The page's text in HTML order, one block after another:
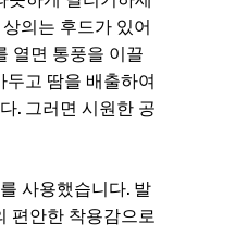
의는 후드가 있어
열면 통풍을 이끌
고 땀을 배출하여
. 그러면 시원한 공
사용했습니다. 발
편안한 착용감으로